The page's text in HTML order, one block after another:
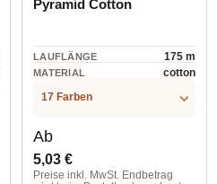
Pyramid Cotton
LAUFLÄNGE 175 m
MATERIAL
cotton
17 Farben
Regulärer Preis:
Ab
5,03 €
Preise inkl. MwSt. Endbetrag